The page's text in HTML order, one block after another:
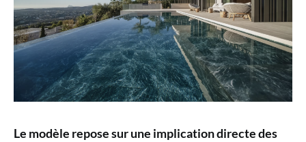
Le modèle repose sur une implication directe des